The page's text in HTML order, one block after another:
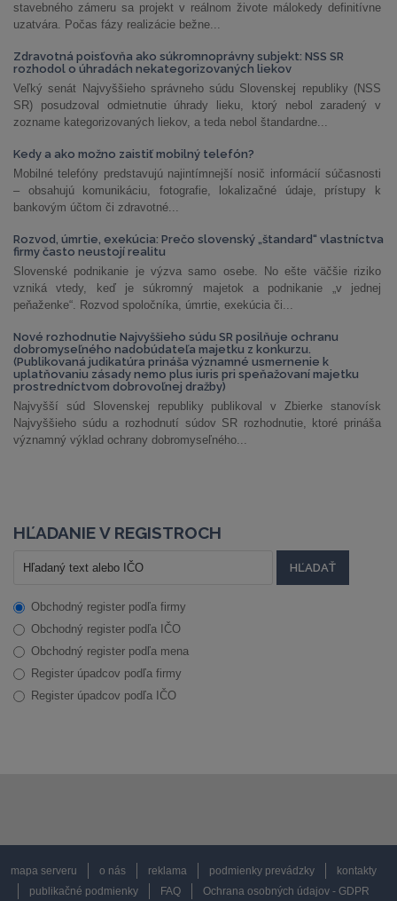
stavebného zámeru sa projekt v reálnom živote málokedy definitívne
uzatvára. Počas fázy realizácie bežne...
Zdravotná poisťovňa ako súkromnoprávny subjekt: NSS SR
rozhodol o úhradách nekategorizovaných liekov
Veľký senát Najvyššieho správneho súdu Slovenskej republiky (NSS
SR) posudzoval odmietnutie úhrady lieku, ktorý nebol zaradený v
zozname kategorizovaných liekov, a teda nebol štandardne...
Kedy a ako možno zaistiť mobilný telefón?
Mobilné telefóny predstavujú najintímnejší nosič informácií súčasnosti
– obsahujú komunikáciu, fotografie, lokalizačné údaje, prístupy k
bankovým účtom či zdravotné...
Rozvod, úmrtie, exekúcia: Prečo slovenský „štandard“ vlastníctva
firmy často neustojí realitu
Slovenské podnikanie je výzva samo osebe. No ešte väčšie riziko
vzniká vtedy, keď je súkromný majetok a podnikanie „v jednej
peňaženke“. Rozvod spoločníka, úmrtie, exekúcia či...
Nové rozhodnutie Najvyššieho súdu SR posilňuje ochranu
dobromyseľného nadobúdateľa majetku z konkurzu.
(Publikovaná judikatúra prináša významné usmernenie k
uplatňovaniu zásady nemo plus iuris pri speňažovaní majetku
prostredníctvom dobrovoľnej dražby)
Najvyšší súd Slovenskej republiky publikoval v Zbierke stanovísk
Najvyššieho súdu a rozhodnutí súdov SR rozhodnutie, ktoré prináša
významný výklad ochrany dobromyseľného...
HĽADANIE V REGISTROCH
Obchodný register podľa firmy
Obchodný register podľa IČO
Obchodný register podľa mena
Register úpadcov podľa firmy
Register úpadcov podľa IČO
mapa serveru o nás reklama podmienky prevádzky
kontakty
publikačné podmienky
FAQ Ochrana osobných údajov - GDPR